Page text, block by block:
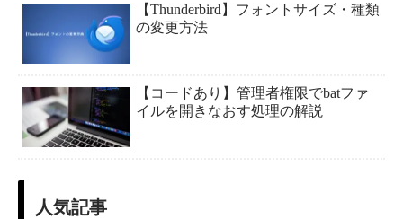
【Thunderbird】フォントサイズ・種類
の変更方法
【コードあり】管理者権限でbatファ
イルを開きなおす処理の解説
人気記事